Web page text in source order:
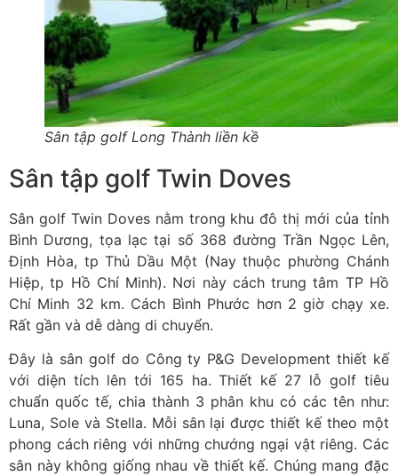
Sân tập golf Long Thành liền kề
Sân tập golf Twin Doves
Sân golf Twin Doves nằm trong khu đô thị mới của tỉnh
Bình Dương, tọa lạc tại số 368 đường Trần Ngọc Lên,
Định Hòa, tp Thủ Dầu Một (Nay thuộc phường Chánh
Hiệp, tp Hồ Chí Minh). Nơi này cách trung tâm TP Hồ
Chí Minh 32 km. Cách Bình Phước hơn 2 giờ chạy xe.
Rất gần và dễ dàng di chuyển.
Đây là sân golf do Công ty P&G Development thiết kế
với diện tích lên tới 165 ha. Thiết kế 27 lỗ golf tiêu
chuẩn quốc tế, chia thành 3 phân khu có các tên như:
Luna, Sole và Stella. Mỗi sân lại được thiết kế theo một
phong cách riêng với những chướng ngại vật riêng. Các
sân này không giống nhau về thiết kế. Chúng mang đặc